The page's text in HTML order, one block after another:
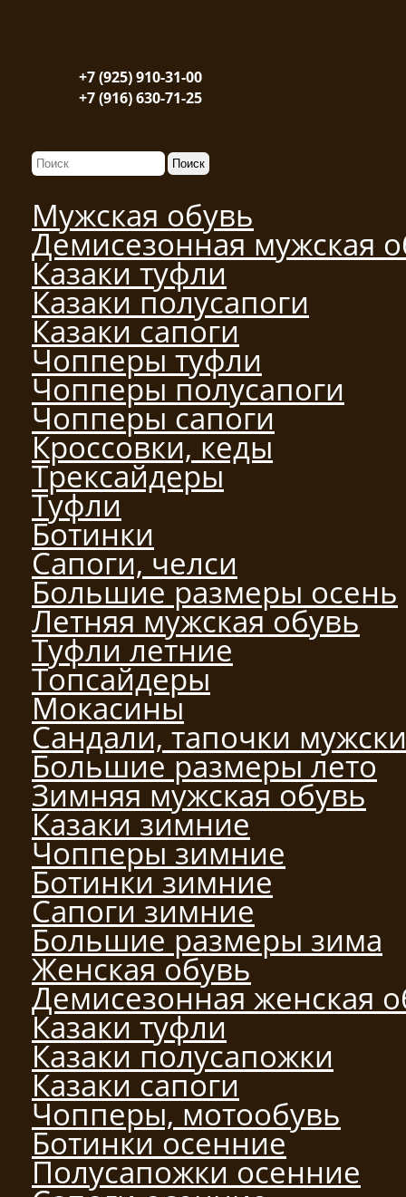
+7 (925) 910-31-00
+7 (916) 630-71-25
Мужская обувь
Демисезонная мужская
Казаки туфли
Казаки полусапоги
Казаки сапоги
Чопперы туфли
Чопперы полусапоги
Чопперы сапоги
Кроссовки, кеды
Трексайдеры
Туфли
Ботинки
Сапоги, челси
Большие размеры осень
Летняя мужская обувь
Туфли летние
Топсайдеры
Мокасины
Сандали, тапочки
Большие размеры лето
Зимняя мужская обувь
Казаки зимние
Чопперы зимние
Ботинки зимние
Сапоги зимние
Большие размеры зима
Женская обувь
Демисезонная женская
Казаки туфли
Казаки полусапожки
Казаки сапоги
Чопперы, мотообувь
Ботинки осенние
Полусапожки осенние